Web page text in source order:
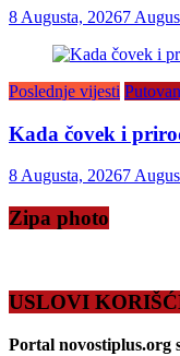
8 Augusta, 20267
Poslednje vijesti
Kada čovek i
8 Augusta, 20267
Zipa photo
USLOVI
Portal novostiplus.org